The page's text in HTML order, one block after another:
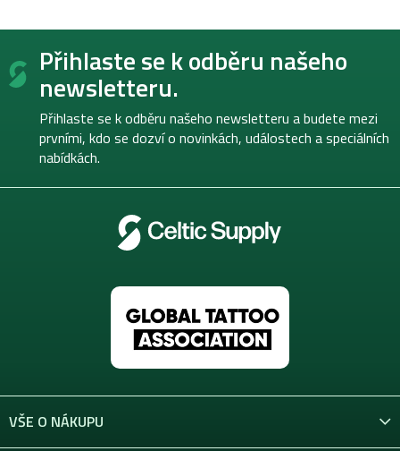
Z
Přihlaste se k odběru našeho
newsletteru.
Přihlaste se k odběru našeho newsletteru a budete mezi
prvními, kdo se dozví o novinkách, událostech a speciálních
nabídkách.
VŠE O NÁKUPU